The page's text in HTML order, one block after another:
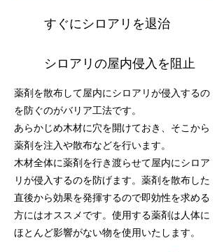
すぐにシロアリを退治
シロアリの屋内侵入を阻止
薬剤を散布して屋内にシロアリが侵入するの
を防ぐのがバリア工法です。
あらかじめ木材に穴を開けておき、そこから
薬剤を注入や散布などを行います。
木材全体に薬剤を行き渡らせて屋内にシロア
リが侵入するのを防げます。薬剤を散布した
直後から効果を発揮するので即効性を求める
方にはオススメです。使用する薬剤は人体に
ほとんど影響がない物を使用いたします。